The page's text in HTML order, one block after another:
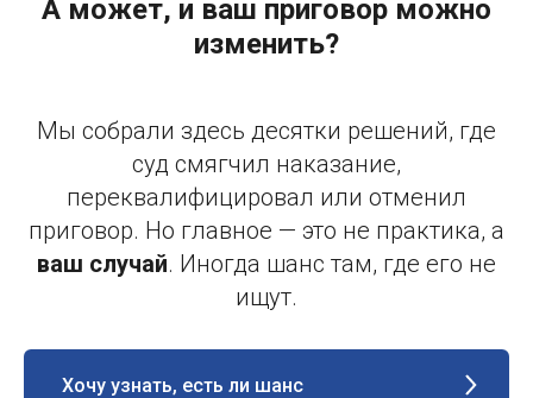
А может, и ваш приговор можно
изменить?
Мы собрали здесь десятки решений, где
суд смягчил наказание,
переквалифицировал или отменил
приговор. Но главное — это не практика, а
ваш случай. Иногда шанс там, где его не
ищут.
Хочу узнать, есть ли шанс